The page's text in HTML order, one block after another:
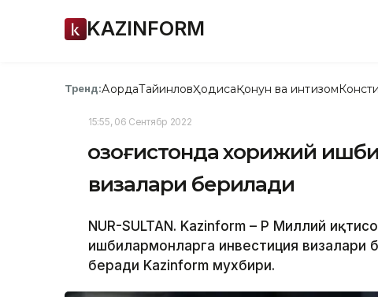
KAZINFORM
Тренд:АқордаТайинловҲодисаҚонун ва интизом
15:55, 06 Сентябр 2022
Қозоғистонда хорижий
визалари берилади
NUR-SULTAN. Kazinform – ҚР Миллий
ишбилармонларга инвестиция
беради Kazinform мухбири.